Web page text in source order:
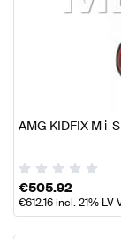
AMG KIDFIX M i-
€505.92
€612.16incl. 21% LV